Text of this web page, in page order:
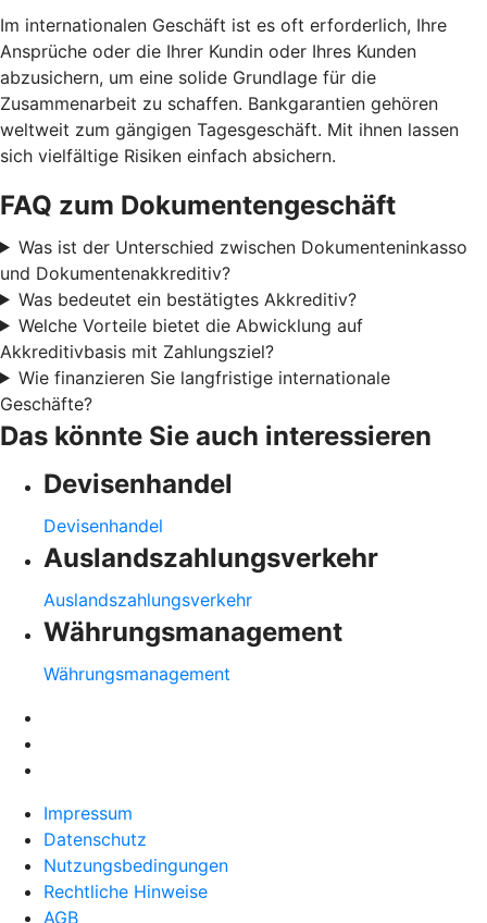
Im internationalen Geschäft ist es oft erforderlich, Ihre
Ansprüche oder die Ihrer Kundin oder Ihres Kunden
abzusichern, um eine solide Grundlage für die
Zusammenarbeit zu schaffen. Bankgarantien gehören
weltweit zum gängigen Tagesgeschäft. Mit ihnen lassen
sich vielfältige Risiken einfach absichern.
FAQ zum Dokumentengeschäft
Was ist der Unterschied zwischen Dokumenteninkasso
und Dokumentenakkreditiv?
Was bedeutet ein bestätigtes Akkreditiv?
Welche Vorteile bietet die Abwicklung auf
Akkreditivbasis mit Zahlungsziel?
Wie finanzieren Sie langfristige internationale
Geschäfte?
Das könnte Sie auch interessieren
Devisenhandel
Devisenhandel
Auslandszahlungsverkehr
Auslandszahlungsverkehr
Währungsmanagement
Währungsmanagement
Impressum
Datenschutz
Nutzungsbedingungen
Rechtliche Hinweise
AGB